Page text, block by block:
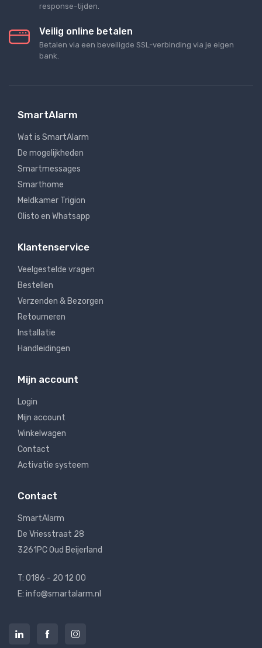
response-tijden.
Veilig online betalen
Betalen via een beveiligde SSL-verbinding via je eigen
bank.
SmartAlarm
Wat is SmartAlarm
De mogelijkheden
Smartmessages
Smarthome
Meldkamer Trigion
Olisto en Whatsapp
Klantenservice
Veelgestelde vragen
Bestellen
Verzenden & Bezorgen
Retourneren
Installatie
Handleidingen
Mijn account
Login
Mijn account
Winkelwagen
Contact
Activatie systeem
Contact
SmartAlarm
De Vriesstraat 28
3261PC Oud Beijerland
T: 0186 - 20 12 00
E: info@smartalarm.nl